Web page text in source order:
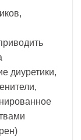
диуретики,